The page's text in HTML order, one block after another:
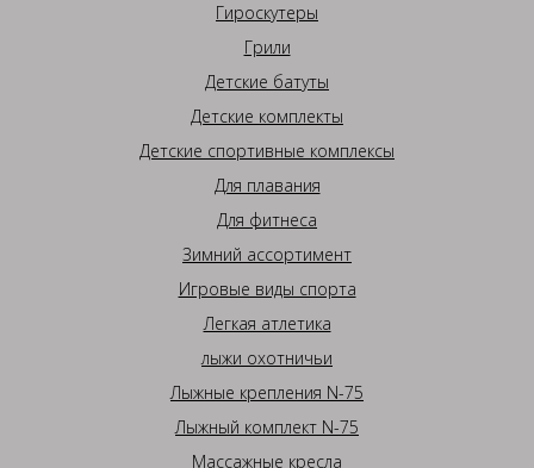
Гироскутеры
Грили
Детские батуты
Детские комплекты
Детские спортивные комплексы
Для плавания
Для фитнеса
Зимний ассортимент
Игровые виды спорта
Легкая атлетика
лыжи охотничьи
Лыжные крепления N-75
Лыжный комплект N-75
Массажные кресла